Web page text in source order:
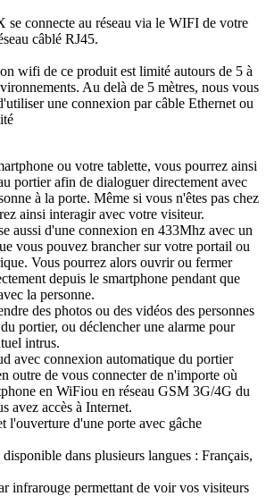
connecte au réseau via le WIFI de votre
câblé RJ45.
wifi de ce produit est limité autours de 5 à
Au delà de 5 mètres, nous vous
une connexion par câble Ethernet ou
ou votre tablette, vous pourrez ainsi
portier afin de dialoguer directement avec
à la porte. Même si vous n'êtes pas chez
ainsi interagir avec votre visiteur.
aussi d'une connexion en 433Mhz avec un
vous pouvez brancher sur votre portail ou
Vous pourrez alors ouvrir ou fermer
depuis le smartphone pendant que
la personne.
des photos ou des vidéos des personnes
portier, ou déclencher une alarme pour
intrus.
avec connexion automatique du portier
outre de vous connecter de n'importe où
en WiFiou en réseau GSM 3G/4G du
avez accès à Internet.
l'ouverture d'une porte avec gâche
dans plusieurs langues : Français,
infrarouge permettant de voir vos visiteurs